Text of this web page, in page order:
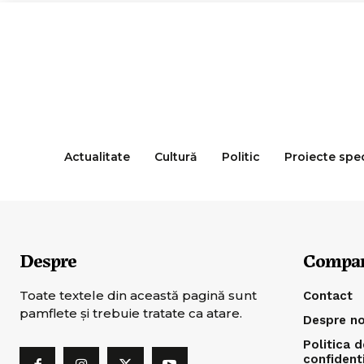
Actualitate Cultură Politic Proiecte
Despre
Toate textele din această pagină sunt
pamflete şi trebuie tratate ca atare.
Contact
Despre
Politica